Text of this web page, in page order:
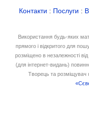
Контакти : Послуги :
Використання будь-яких
прямого і відкритого для
розміщено в незалежності
(для інтернет-видань)
Творець та розміщувач